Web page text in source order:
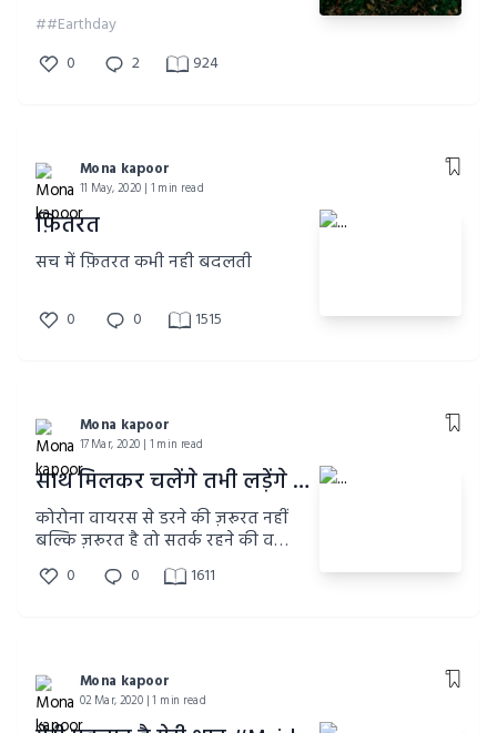
##Earthday
0
2 924
Mona kapoor
11 May, 2020 | 1 min read
फ़ितरत
सच में फ़ितरत कभी नही बदलती
0 0 1515
Mona kapoor
17 Mar, 2020 | 1 min read
साथ मिलकर चलेंगे तभी लड़ेंगे #paperwiff#health #coronavirus
कोरोना वायरस से डरने की ज़रूरत नहीं
बल्कि ज़रूरत है तो सतर्क रहने की व
सावधानी बरतने की।
0 0 1611
Mona kapoor
02 Mar, 2020 | 1 min read